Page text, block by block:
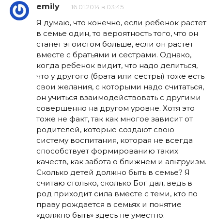
emily 16.01.2014 в 03:45
Я думаю, что конечно, если ребенок растет
в семье один, то вероятность того, что он
станет эгоистом больше, если он растет
вместе с братьями и сестрами. Однако,
когда ребенок видит, что надо делиться,
что у другого (брата или сестры) тоже есть
свои желания, с которыми надо считаться,
он учиться взаимодействовать с другими
совершенно на другом уровне. Хотя это
тоже не факт, так как многое зависит от
родителей, которые создают свою
систему воспитания, которая не всегда
способствует формированию таких
качеств, как забота о ближнем и альтруизм.
Сколько детей должно быть в семье? Я
считаю столько, сколько Бог дал, ведь в
род приходит сила вместе с теми, кто по
праву рождается в семьях и понятие
«должно быть» здесь не уместно.